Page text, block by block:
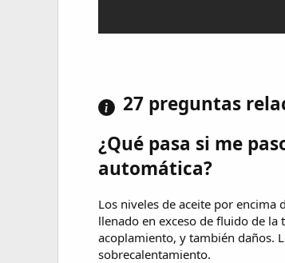
27 preguntas
¿Qué pasa si me
automática?
Los niveles de aceite por
llenado en exceso de fluido de
acoplamiento, y también daños.
sobrecalentamiento.